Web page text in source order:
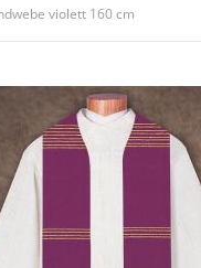
violett 160 cm